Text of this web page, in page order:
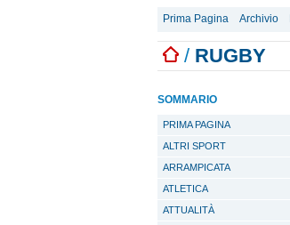
Prima Pagina Archivio
/ RUGBY
SOMMARIO
PRIMA PAGINA
ALTRI SPORT
ARRAMPICATA
ATLETICA
ATTUALITÀ